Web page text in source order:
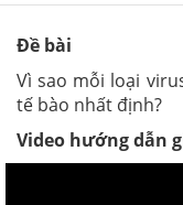
Đề bài
Vì sao mỗi loại
tế bào nhất định?
Video hướng dẫn